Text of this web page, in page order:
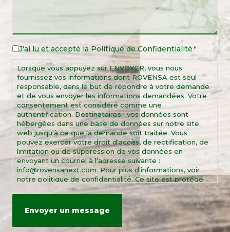
Legal
J'ai lu et accepté la Politique de Confidentialité*
Lorsque vous appuyez sur ENVOYER, vous nous
fournissez vos informations dont ROVENSA est seul
responsable, dans le but de répondre à votre demande
et de vous envoyer les informations demandées. Votre
consentement est considéré comme une
authentification. Destinataires : vos données sont
hébergées dans une base de données sur notre site
web jusqu'à ce que la demande soit traitée. Vous
pouvez exercer votre droit d'accès, de rectification, de
limitation ou de suppression de vos données en
envoyant un courriel à l'adresse suivante :
info@rovensanext.com. Pour plus d'informations, voir
notre politique de confidentialité. Ce site est protégé
par reCAPTCHA et par les règles de confidentialité et
les conditions d'utilisation de Google.